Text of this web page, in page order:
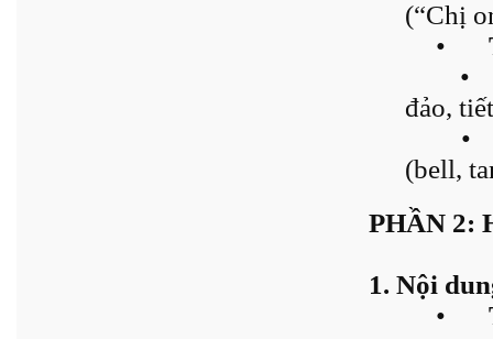
(“Chị
•
•
đảo,
•
(bell,
PHẦN 2:
1. Nội
•